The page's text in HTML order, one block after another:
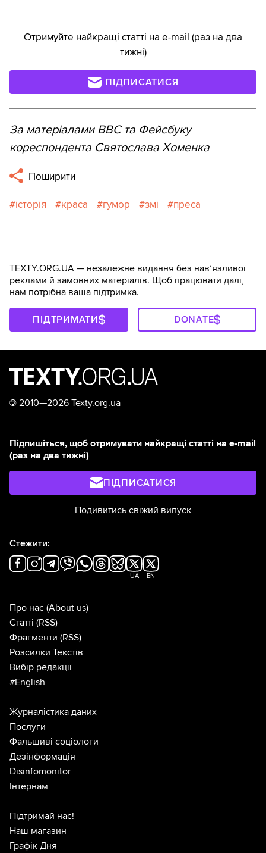
Отримуйте найкращі статті на e-mail (раз на два
тижні)
ПІДПИСАТИСЯ
За матеріалами ВВС та Фейсбуку
кореспондента Святослава Хоменка
Поширити
історія краса гумор змі преса
TEXTY.ORG.UA — незалежне видання без навʼязливої
реклами й замовних матеріалів. Щоб працювати далі,
нам потрібна ваша підтримка.
ПІДТРИМАТИ DONATE
© 2010—2026 Texty.org.ua
Підпишіться, щоб отримувати найкращі статті на e-mail
(раз на два тижні)
ПІДПИСАТИСЯ
Подивитись свіжий випуск
Стежити:
UA EN
Про нас (About us)
Статті (RSS)
Фрагменти (RSS)
Розсилки Текстів
Вибір редакції
#English
Журналістика даних
Послуги
Фальшиві соціологи
Дезінформація
Disinfomonitor
Інтернам
Підтримай нас!
Наш магазин
Графік Дня